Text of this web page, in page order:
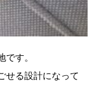
す。
せる設計になって